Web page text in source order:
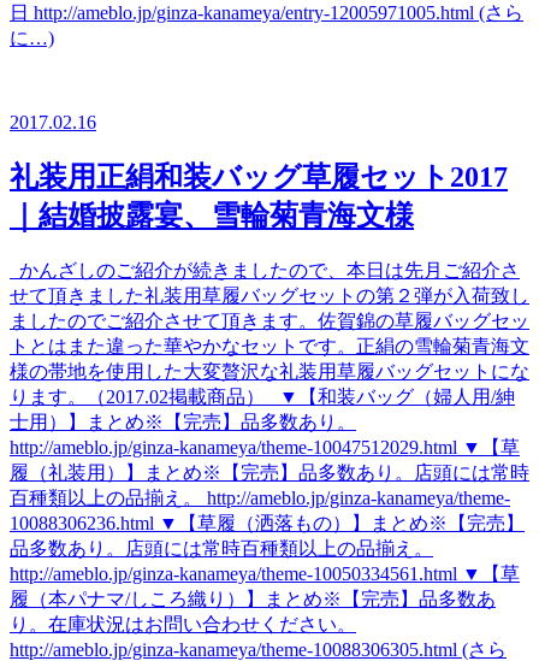
日 http://ameblo.jp/ginza-kanameya/entry-12005971005.html (さら
に…)
2017.02.16
礼装用正絹和装バッグ草履セット2017
｜結婚披露宴、雪輪菊青海文様
かんざしのご紹介が続きましたので、本日は先月ご紹介さ
せて頂きました礼装用草履バッグセットの第２弾が入荷致し
ましたのでご紹介させて頂きます。佐賀錦の草履バッグセッ
トとはまた違った華やかなセットです。正絹の雪輪菊青海文
様の帯地を使用した大変贅沢な礼装用草履バッグセットにな
ります。（2017.02掲載商品） ▼【和装バッグ（婦人用/紳
士用）】まとめ※【完売】品多数あり。
http://ameblo.jp/ginza-kanameya/theme-10047512029.html ▼【草
履（礼装用）】まとめ※【完売】品多数あり。店頭には常時
百種類以上の品揃え。 http://ameblo.jp/ginza-kanameya/theme-
10088306236.html ▼【草履（洒落もの）】まとめ※【完売】
品多数あり。店頭には常時百種類以上の品揃え。
http://ameblo.jp/ginza-kanameya/theme-10050334561.html ▼【草
履（本パナマ/しころ織り）】まとめ※【完売】品多数あ
り。在庫状況はお問い合わせください。
http://ameblo.jp/ginza-kanameya/theme-10088306305.html (さら